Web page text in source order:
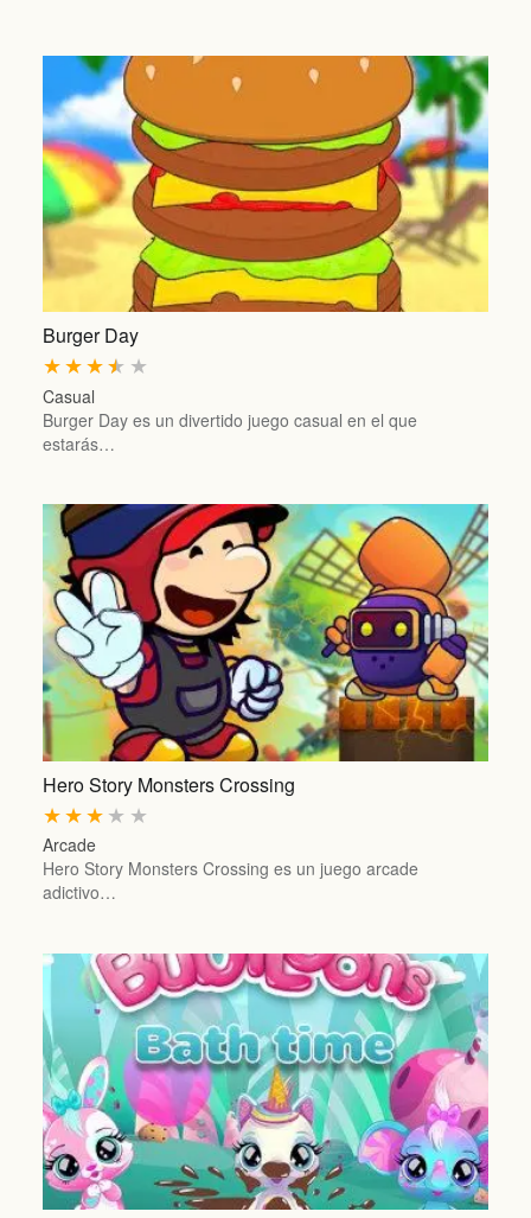
Burger Day
★
★
★
★
★
Casual
Burger Day es un divertido juego casual en el que
estarás…
Hero Story Monsters Crossing
★
★
★
★
★
Arcade
Hero Story Monsters Crossing es un juego arcade
adictivo…